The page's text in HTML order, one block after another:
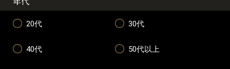
20代 30代
40代 50代以上